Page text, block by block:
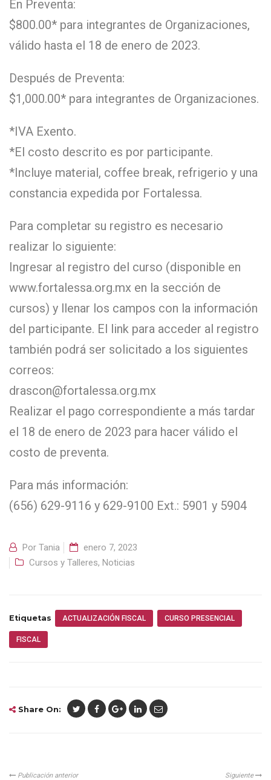
En Preventa:
$800.00* para integrantes de Organizaciones,
válido hasta el 18 de enero de 2023.
Después de Preventa:
$1,000.00* para integrantes de Organizaciones.
*IVA Exento.
*El costo descrito es por participante.
*Incluye material, coffee break, refrigerio y una
constancia expedida por Fortalessa.
Para completar su registro es necesario
realizar lo siguiente:
Ingresar al registro del curso (disponible en
www.fortalessa.org.mx en la sección de
cursos) y llenar los campos con la información
del participante. El link para acceder al registro
también podrá ser solicitado a los siguientes
correos:
drascon@fortalessa.org.mx
Realizar el pago correspondiente a más tardar
el 18 de enero de 2023 para hacer válido el
costo de preventa.
Para más información:
(656) 629-9116 y 629-9100 Ext.: 5901 y 5904
Por Tania
enero 7, 2023
Cursos y Talleres, Noticias
Etiquetas ACTUALIZACIÓN FISCAL CURSO PRESENCIAL
FISCAL
Share On:
Publicación anterior Siguiente